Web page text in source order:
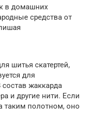
в домашних
средства от
шитья скатертей,
для
жаккарда
и другие нити. Если
таким полотном, оно